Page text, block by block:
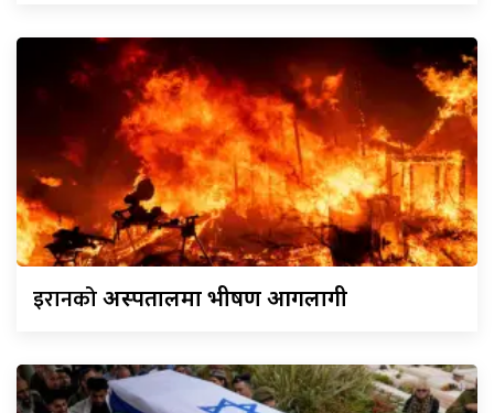
इरानकोअस्पतालमा भीषण आगलागी